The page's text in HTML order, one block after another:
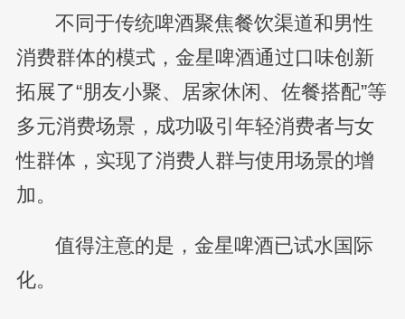
不同于传统啤酒聚焦餐饮渠道和男性
消费群体的模式，金星啤酒通过口味创新
拓展了“朋友小聚、居家休闲、佐餐搭配”等
多元消费场景，成功吸引年轻消费者与女
性群体，实现了消费人群与使用场景的增
加。
值得注意的是，金星啤酒已试水国际
化。